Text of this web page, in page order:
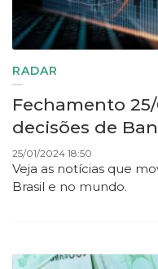
RADAR
Fechamento 25/
decisões de
25/01/2024 18:50
Veja as notícias que
Brasil e no mundo.